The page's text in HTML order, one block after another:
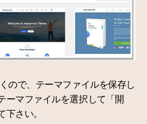
ので、テーマファイルを保存し
マファイルを選択して「開
下さい。